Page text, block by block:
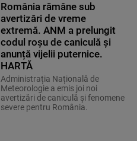
România rămâne sub
avertizări de vreme
extremă. ANM a prelungit
codul roșu de caniculă și
anunță vijelii puternice.
HARTĂ
Administrația Națională de
Meteorologie a emis joi noi
avertizări de caniculă și fenomene
severe pentru România.